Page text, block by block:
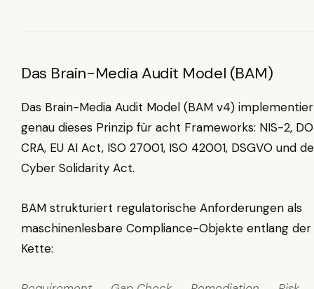
Das Brain-Media Audit Model (BAM)
Das Brain-Media Audit Model (BAM v4)
genau dieses Prinzip für acht Frameworks: NIS-2,
CRA, EU AI Act, ISO 27001, ISO 42001, DSGVO und
Cyber Solidarity Act.
BAM strukturiert regulatorische Anforderungen als
maschinenlesbare Compliance-Objekte entlang der
Kette: